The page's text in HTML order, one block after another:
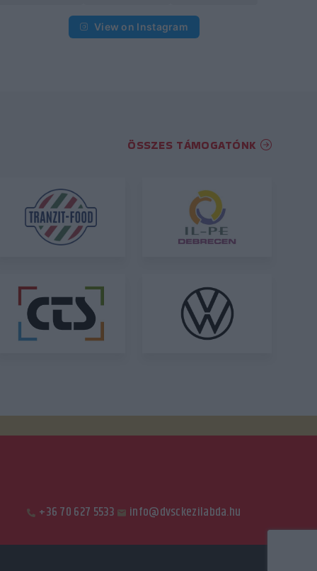
View on Instagram
ÖSSZES TÁMOGATÓNK
+36 70 627 5533 info@dvsckezilabda.hu